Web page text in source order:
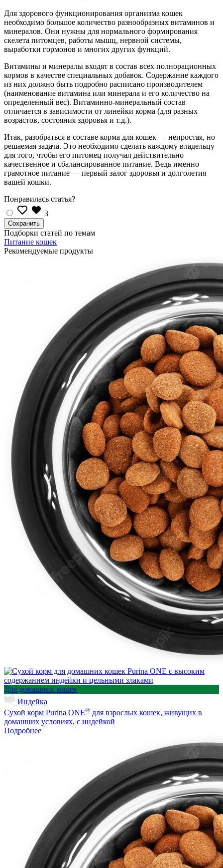
Для здорового функционирования организма кошек
необходимо большое количество разнообразных витаминов и
минералов. Они нужны для нормального формирования
скелета питомцев, работы мышц, нервной системы,
выработки гормонов и многих других функций.
Витамины и минералы входят в состав всех полнорационных
кормов в качестве специальных добавок. Содержание каждого
из них должно быть подробно расписано производителем
(наименование витамина или минерала и его количество на
определенный вес). Витаминно-минеральный состав
отличается в зависимости от линейки корма (для разных
возрастов, состояния здоровья и т.д.).
Итак, разобраться в составе корма для кошек — непростая, но
решаемая задача. Это необходимо сделать каждому владельцу
для того, чтобы его питомец получал действительно
качественное и сбалансированное питание. Ведь именно
грамотное питание — первый залог здоровья и долголетия
вашей кошки.
Понравилась статья?
3
Подборки статей по темам
Питание кошек
Рекомендуемые продукты
Для домашних кошек
Индейка
Сухой корм Purina ONE® для взрослых кошек, живущих в
домашних условиях, с индейкой
Подробнее